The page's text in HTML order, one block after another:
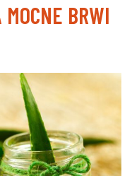
MOCNE BRWI